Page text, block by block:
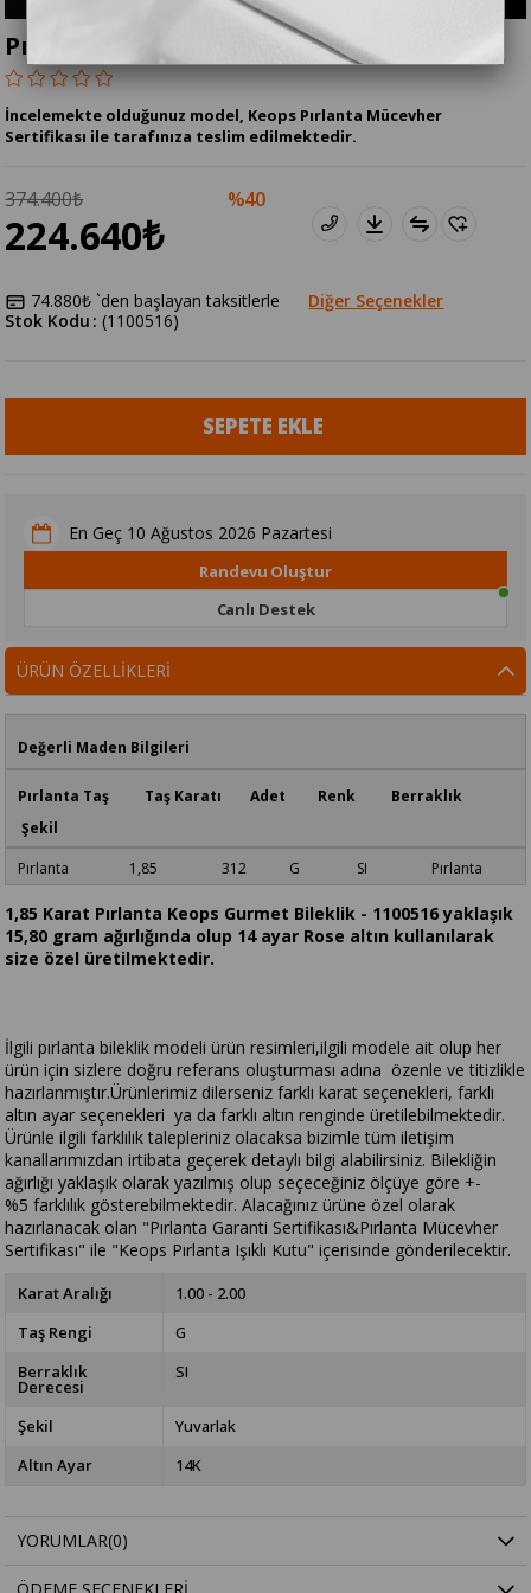
Pırlanta 1.85 Karat Gurmet Bileklik
İncelemekte olduğunuz model, Keops Pırlanta Mücevher
Sertifikası ile tarafınıza teslim edilmektedir.
374.400₺
224.640₺
40
74.880₺ `den başlayan taksitlerle
Diğer Seçenekler
(1100516)
Stok Kodu
En Geç 10 Ağustos 2026 Pazartesi
Randevu Oluştur
Canlı Destek
ÜRÜN ÖZELLIKLERI
Değerli Maden Bilgileri
Pırlanta Taş Taş Karatı Adet Renk Berraklık
Şekil
Pırlanta 1,85 312 G SI Pırlanta
1,85 Karat Pırlanta Keops Gurmet Bileklik - 1100516 yaklaşık
15,80 gram ağırlığında olup 14 ayar Rose altın kullanılarak
size özel üretilmektedir.
İlgili pırlanta bileklik modeli ürün resimleri,ilgili modele ait olup her
ürün için sizlere doğru referans oluşturması adına özenle ve titizlikle
hazırlanmıştır.Ürünlerimiz dilerseniz farklı karat seçenekleri, farklı
altın ayar seçenekleri ya da farklı altın renginde üretilebilmektedir.
Ürünle ilgili farklılık talepleriniz olacaksa bizimle tüm iletişim
kanallarımızdan irtibata geçerek detaylı bilgi alabilirsiniz. Bilekliğin
ağırlığı yaklaşık olarak yazılmış olup seçeceğiniz ölçüye göre +-
%5 farklılık gösterebilmektedir. Alacağınız ürüne özel olarak
hazırlanacak olan "Pırlanta Garanti Sertifikası&Pırlanta Mücevher
Sertifikası" ile "Keops Pırlanta Işıklı Kutu" içerisinde gönderilecektir.
Karat Aralığı
1.00 - 2.00
Taş Rengi
G
Berraklık
Derecesi
SI
Şekil
Yuvarlak
Altın Ayar
14K
YORUMLAR(0)